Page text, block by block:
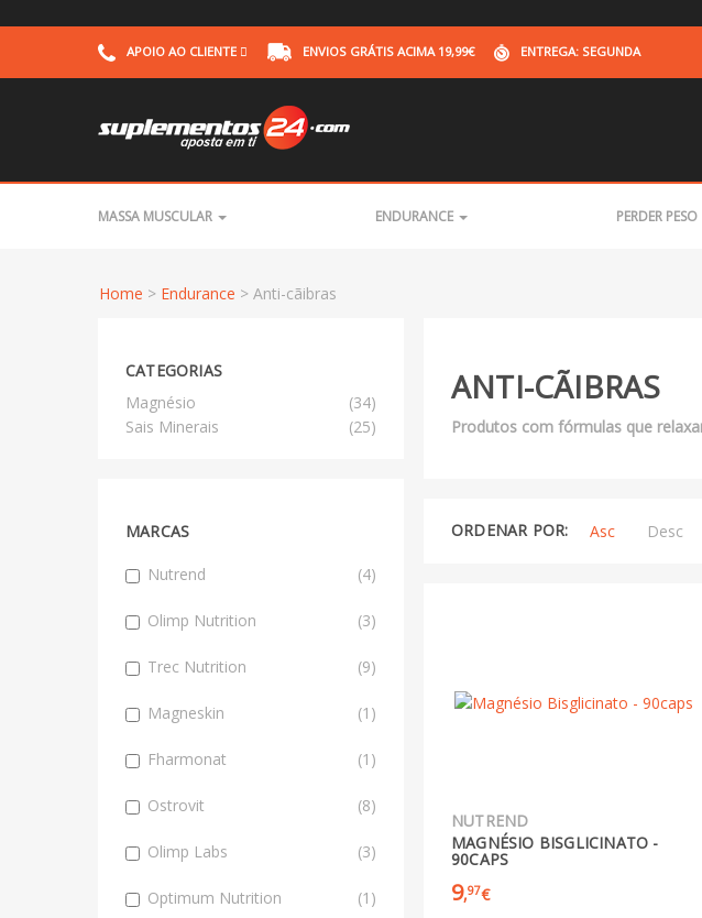
APOIO AO CLIENTE ENVIOS GRÁTIS ACIMA 19,99€ ENTREGA: SEGUNDA
MASSA MUSCULAR ENDURANCE PERDER PESO
Home > Endurance > Anti-cãibras
CATEGORIAS
Magnésio
(34)
Sais Minerais
(25)
MARCAS
Nutrend (4)
Olimp Nutrition (3)
Trec Nutrition (9)
Magneskin (1)
Fharmonat (1)
Ostrovit (8)
Olimp Labs (3)
Optimum Nutrition (1)
ANTI-CÃIBRAS
Produtos com fórmulas que
ORDENAR POR: Asc Desc
NUTREND
MAGNÉSIO BISGLICINATO -
90CAPS
9,97€